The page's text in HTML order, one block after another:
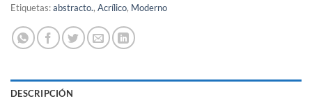
Etiquetas:abstracto., Acrílico, Moderno
DESCRIPCIÓN